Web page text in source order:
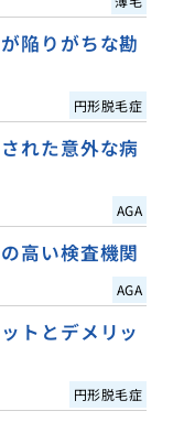
陥りがちな勘
円形脱毛症
れた意外な病
AGA
高い検査機関
AGA
トとデメリッ
円形脱毛症